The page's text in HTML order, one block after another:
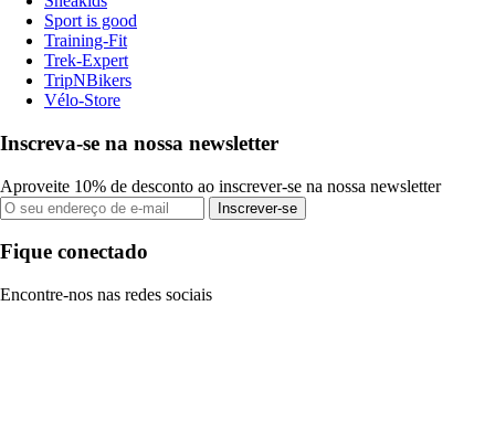
Sport is good
Training-Fit
Trek-Expert
TripNBikers
Vélo-Store
Inscreva-se na nossa newsletter
Aproveite 10% de desconto ao inscrever-se na nossa newsletter
Inscrever-se
Fique conectado
Encontre-nos nas redes sociais